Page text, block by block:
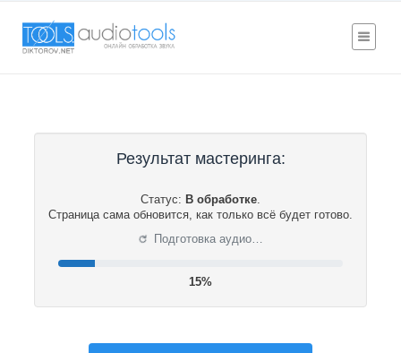
Результат мастеринга:
Статус: В обработке.
Страница сама обновится, как только всё будет готово.
⟳ Подготовка аудио…
16%